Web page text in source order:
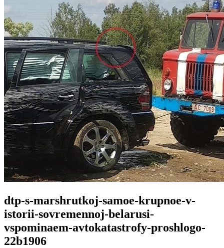
dtp-s-marshrutkoj-samoe-krupnoe-v-
istorii-sovremennoj-belarusi-
vspominaem-avtokatastrofy-proshlogo-
22b1906